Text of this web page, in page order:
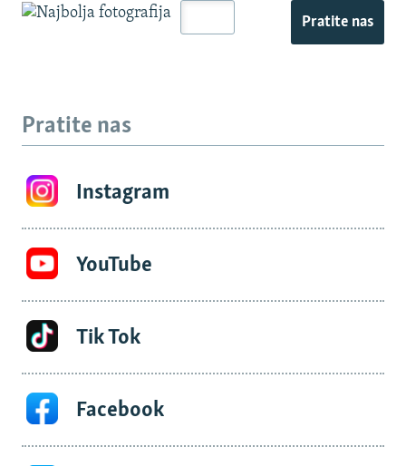
Pratite nas
Pratite nas
Instagram
YouTube
Tik Tok
Facebook